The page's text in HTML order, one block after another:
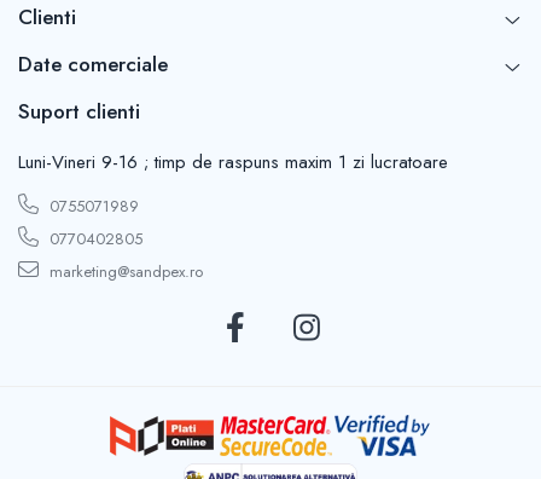
Clienti
Date comerciale
Suport clienti
Luni-Vineri 9-16 ; timp de raspuns maxim 1 zi lucratoare
0755071989
0770402805
marketing@sandpex.ro